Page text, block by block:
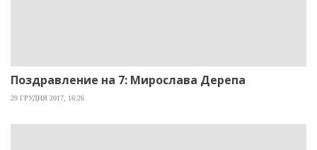
Поздравление на 7: Мирослава Дерепа
29 ГРУДНЯ 2017, 16:26